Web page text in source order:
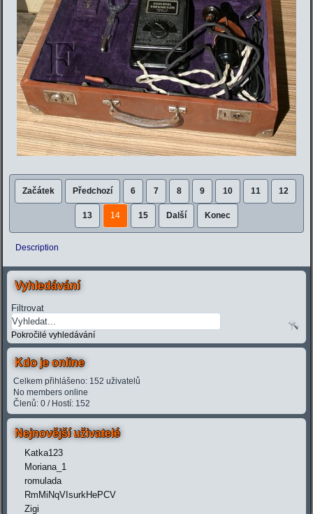
Začátek Předchozí 6 7 8 9 10 11 12
13 14 15 Další Konec
Description
Vyhledávání
Filtrovat
Pokročilé vyhledávání
Kdo je online
Celkem přihlášeno: 152 uživatelů
No members online
Členů: 0 / Hostí: 152
Nejnovější uživatelé
Katka123
Moriana_1
romulada
RmMiNqVIsurkHePCV
Zigi